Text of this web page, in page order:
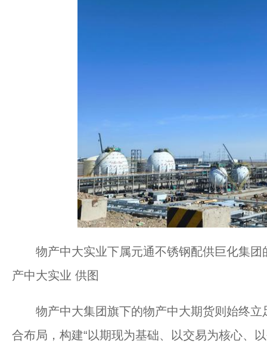
物产中大实业下属元通不锈钢配供巨化集
产中大实业 供图
物产中大集团旗下的物产中大期货则始终立
合布局，构建“以期现为基础、以交易为核心、